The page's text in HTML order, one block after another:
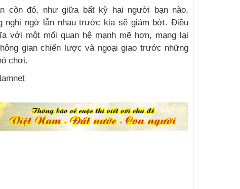
còn đó, như giữa bất kỳ hai người bạn nào,
nghi ngờ lẫn nhau trước kia sẽ giảm bớt. Điều
với một mối quan hệ mạnh mẽ hơn, mang lại
gian chiến lược và ngoại giao trước những
chơi.